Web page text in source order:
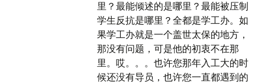
里？最能倾述的是哪里？最能被压制
学生反抗是哪里？全都是学工办。如
果学工办就是一个盖世太保的地方，
那没有问题，可是他的初衷不在那
里。哎。。。也许您那年入工大的时
候还没有导员，也许您一直都遇到的